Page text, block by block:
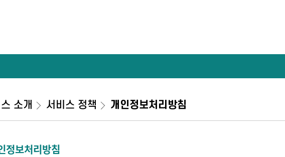
소개 서비스 정책 개인정보처리방침
정보처리방침